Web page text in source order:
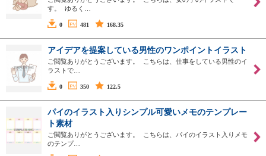
す。 ゆるく…
0 481 168.35
アイデアを提案している男性のワンポイントイラスト
ご閲覧ありがとうございます。 こちらは、仕事をしている男性のイ
ラストで…
0 350 122.5
パイのイラスト入りシンプル可愛いメモのテンプレー
ト素材
ご閲覧ありがとうございます。 こちらは、パイのイラスト入りメモ
のテンプ…